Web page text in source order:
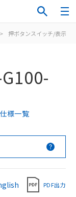
> 押ボタンスイッチ/表示灯
様一覧
PDF出力